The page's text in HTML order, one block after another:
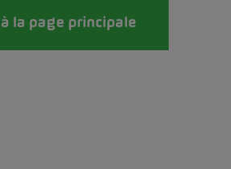
la page principale